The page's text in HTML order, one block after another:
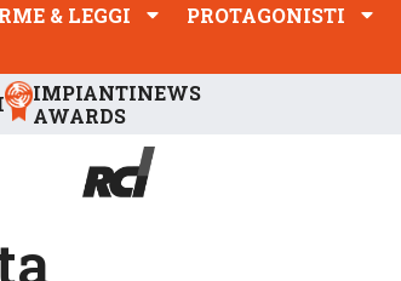
& LEGGI PROTAGONISTI
IMPIANTINEWS
AWARDS